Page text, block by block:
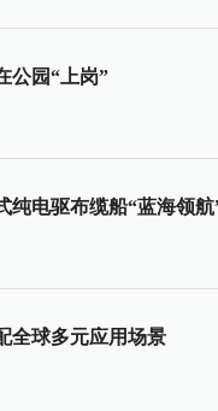
公园“上岗”
纯电驱布缆船“蓝海领
全球多元应用场景